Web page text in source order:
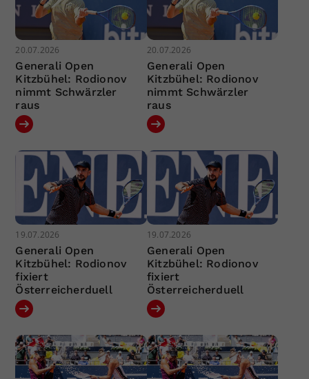
20.07.2026
Generali Open
Kitzbühel: Rodionov
nimmt Schwärzler
raus
20.07.2026
Generali Open
Kitzbühel: Rodionov
nimmt Schwärzler
raus
19.07.2026
Generali Open
Kitzbühel: Rodionov
fixiert
Österreicherduell
19.07.2026
Generali Open
Kitzbühel: Rodionov
fixiert
Österreicherduell